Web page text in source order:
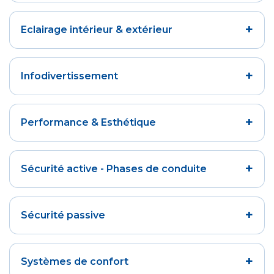
Eclairage intérieur & extérieur +
Infodivertissement +
Performance & Esthétique +
Sécurité active - Phases de conduite +
Sécurité passive +
Systèmes de confort +